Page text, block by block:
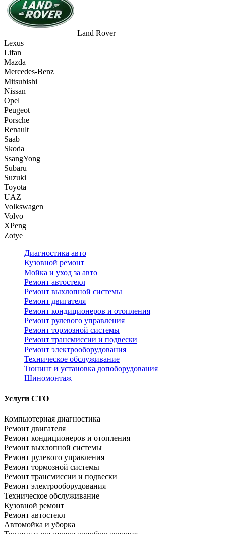
Land Rover
Lexus
Lifan
Mazda
Mercedes-Benz
Mitsubishi
Nissan
Opel
Peugeot
Porsche
Renault
Saab
Skoda
SsangYong
Subaru
Suzuki
Toyota
UAZ
Volkswagen
Volvo
XPeng
Zotye
Диагностика авто
Кузовной ремонт
Мойка и уход за авто
Ремонт автостекл
Ремонт выхлопной системы
Ремонт двигателя
Ремонт кондиционеров и отопления
Ремонт рулевого управления
Ремонт тормозной системы
Ремонт трансмиссии и подвески
Ремонт электрооборудования
Техническое обслуживание
Тюнинг и установка допоборудования
Шиномонтаж
Услуги СТО
Компьютерная диагностика
Ремонт двигателя
Ремонт кондиционеров и отопления
Ремонт выхлопной системы
Ремонт рулевого управления
Ремонт тормозной системы
Ремонт трансмиссии и подвески
Ремонт электрооборудования
Техническое обслуживание
Кузовной ремонт
Ремонт автостекл
Автомойка и уборка